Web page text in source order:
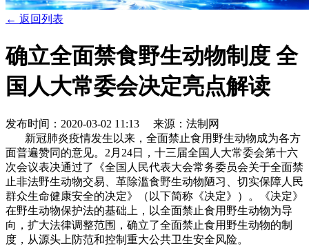
← 返回列表
确立全面禁食野生动物制度 全
国人大常委会决定亮点解读
发布时间：2020-03-02 11:13 来源：法制网
新冠肺炎疫情发生以来，全面禁止食用野生动物成为各方
面普遍赞同的意见。2月24日，十三届全国人大常委会第十六
次会议表决通过了《全国人民代表大会常务委员会关于全面禁
止非法野生动物交易、革除滥食野生动物陋习、切实保障人民
群众生命健康安全的决定》（以下简称《决定》）。《决定》
在野生动物保护法的基础上，以全面禁止食用野生动物为导
向，扩大法律调整范围，确立了全面禁止食用野生动物的制
度，从源头上防范和控制重大公共卫生安全风险。